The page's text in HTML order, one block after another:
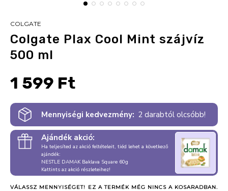
COLGATE
Colgate Plax Cool Mint szájvíz
500 ml
1 599 Ft
Mennyiségi kedvezmény: 2 darabtól olcsóbb!
Ajándék akció:
Ha teljesíted az akció feltételeit, tiéd lehet a következő
ajándék:
NESTLE DAMAK Baklava Square 60g
Kattints az akció részleteihez!
VÁLASSZ MENNYISÉGET! EZ A TERMÉK MÉG NINCS A KOSARADBAN.